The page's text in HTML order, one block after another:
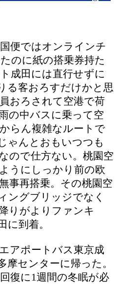
便ではオンラインチ
のに紙の搭乗券持た
成田には直行せずに
る客おろすだけかと思
おろされて空港で荷
の中バスに乗って空
らん複雑なルートで
ゃんとおもいつつも
ので仕方ない。桃園空
うにしっかり前の欧
事再搭乗。その桃園空
ングブリッジでなく
りがよりファンキ
に到着。
アポートバス東京成
摩センターに帰った。
復に1週間の冬眠が必